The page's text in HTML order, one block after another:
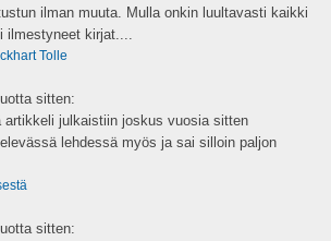
ilman muuta. Mulla onkin luultavasti kaikki
ilmestyneet kirjat....
Tolle
sitten:
artikkeli julkaistiin joskus vuosia sitten
lehdessä myös ja sai silloin paljon
sitten: